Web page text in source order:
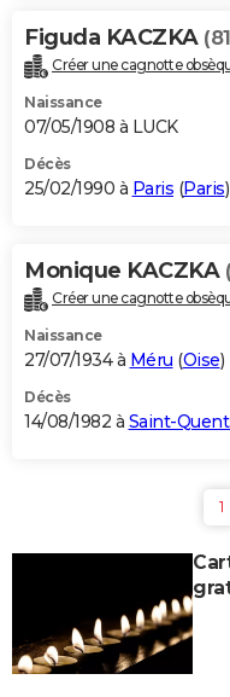
Figuda KACZKA
Créer une cagnotte
Naissance
07/05/1908 à LUCK
Décès
25/02/1990 à Paris (Paris)
Monique KACZKA
Créer une cagnotte
Naissance
27/07/1934 à Méru (Oise)
Décès
14/08/1982 à Saint-
1